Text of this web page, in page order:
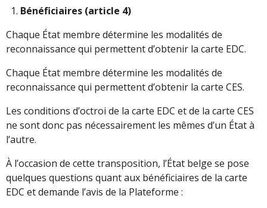
Bénéficiaires (article 4)
Chaque État membre détermine les modalités de
reconnaissance qui permettent d’obtenir la carte EDC.
Chaque État membre détermine les modalités de
reconnaissance qui permettent d’obtenir la carte CES.
Les conditions d’octroi de la carte EDC et de la carte CES
ne sont donc pas nécessairement les mêmes d’un État à
l’autre.
À l’occasion de cette transposition, l’État belge se pose
quelques questions quant aux bénéficiaires de la carte
EDC et demande l’avis de la Plateforme :